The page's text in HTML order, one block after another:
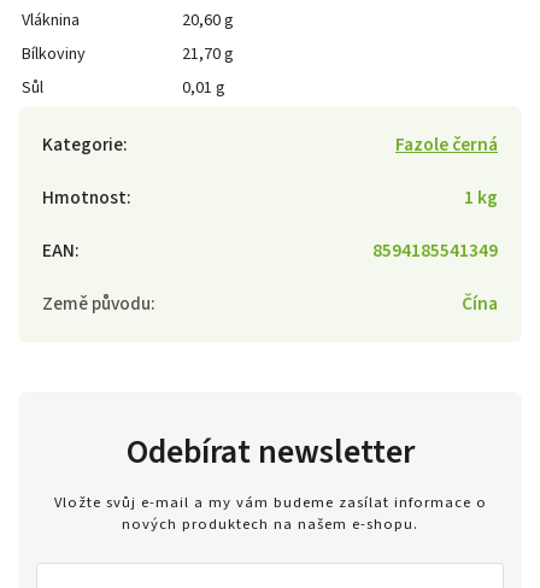
Vláknina
20,60 g
Bílkoviny
21,70 g
Sůl
0,01 g
Kategorie:
Fazole černá
Hmotnost:
1 kg
EAN:
8594185541349
Země původu: Čína
Odebírat newsletter
Vložte svůj e-mail a my vám budeme zasílat informace o
nových produktech na našem e-shopu.